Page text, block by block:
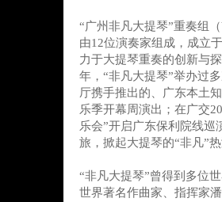
“广州非凡大提琴”重奏组
由12位演奏家组成，成立
力于大提琴重奏的创新与
年，“非凡大提琴”举办过
厅携手推出的、广东本土
乐季开幕周演出；在广交
乐会”开启广东保利院线
旅，掀起大提琴的“非凡”热
“非凡大提琴”曾得到多位
世界著名作曲家、指挥家